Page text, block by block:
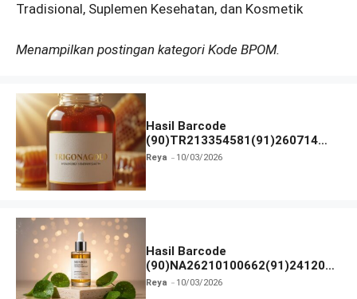
Tradisional, Suplemen Kesehatan, dan Kosmetik
Menampilkan postingan kategori Kode BPOM.
Hasil Barcode
(90)TR213354581(91)260714
dan Izin BPOM
Reya 10/03/2026
Hasil Barcode
(90)NA26210100662(91)241203
dan Izin BPOM
Reya 10/03/2026